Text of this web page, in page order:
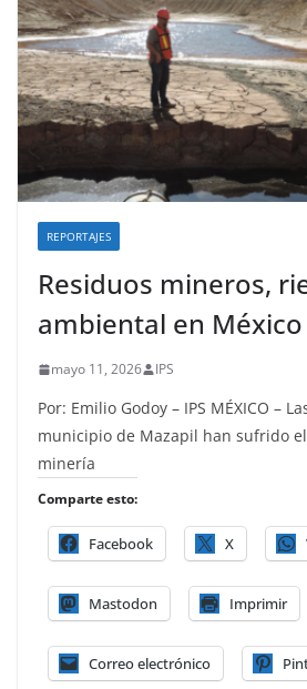
REPORTAJES
Residuos mineros,
ambiental en México
mayo 11, 2026 IPS
Por: Emilio Godoy – IPS MÉXICO –
municipio de Mazapil han sufrido
minería
Comparte esto:
Facebook X
Mastodon Imprimir
Correo electrónico